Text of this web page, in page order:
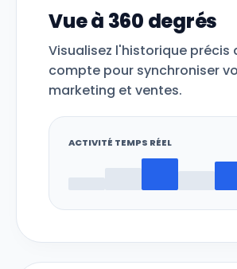
Vue à 360 degrés
Visualisez l'historique précis
compte pour synchroniser
marketing et ventes.
ACTIVITÉ TEMPS RÉEL